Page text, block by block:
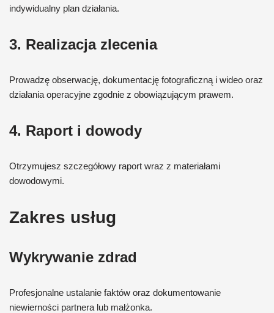
indywidualny plan działania.
3. Realizacja zlecenia
Prowadzę obserwację, dokumentację fotograficzną i wideo oraz
działania operacyjne zgodnie z obowiązującym prawem.
4. Raport i dowody
Otrzymujesz szczegółowy raport wraz z materiałami
dowodowymi.
Zakres usług
Wykrywanie zdrad
Profesjonalne ustalanie faktów oraz dokumentowanie
niewierności partnera lub małżonka.